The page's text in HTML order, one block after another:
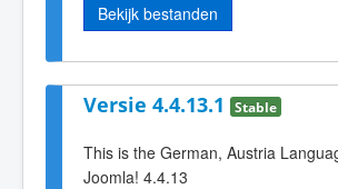
Bekijk bestanden
Versie 4.4.13.1 Stable
This is the German, Austria
Joomla! 4.4.13